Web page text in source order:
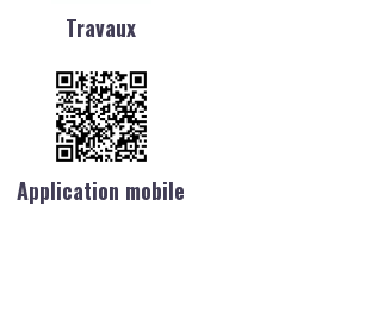
Travaux
Application mobile